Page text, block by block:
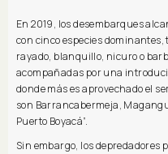
En 2019, los desembarques
con cinco especies
rayado, blanquillo, nicuro o
acompañadas por una
donde más es aprovechado el
son Barrancabermeja,
Puerto Boyacá”.
Sin embargo, los depredadores